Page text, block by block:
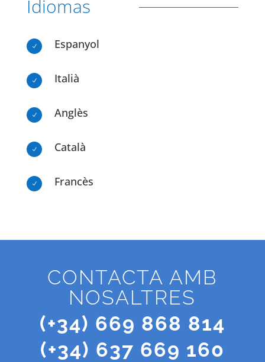
Idiomas
N Espanyol
N Italià
N Anglès
N Català
N Francès
CONTACTA AMB
NOSALTRES
(+34) 669 868 814
(+34) 637 669 160